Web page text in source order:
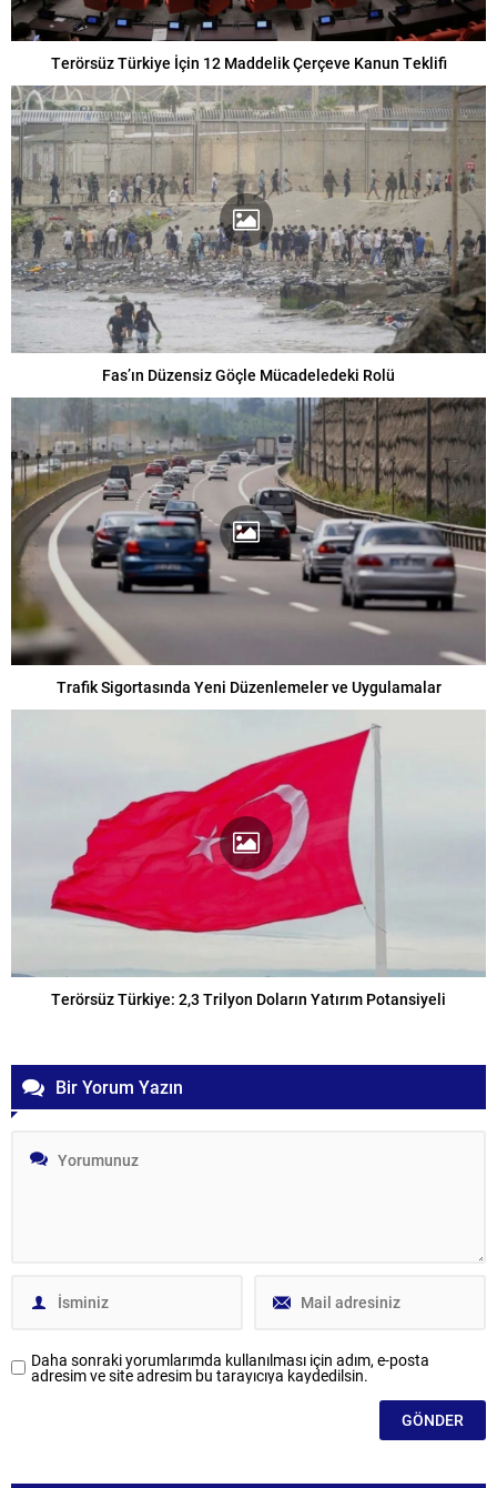
Terörsüz Türkiye İçin 12 Maddelik Çerçeve Kanun Teklifi
Fas’ın Düzensiz Göçle Mücadeledeki Rolü
Trafik Sigortasında Yeni Düzenlemeler ve Uygulamalar
Terörsüz Türkiye: 2,3 Trilyon Doların Yatırım Potansiyeli
Bir Yorum Yazın
Daha sonraki yorumlarımda kullanılması için adım, e-posta
adresim ve site adresim bu tarayıcıya kaydedilsin.